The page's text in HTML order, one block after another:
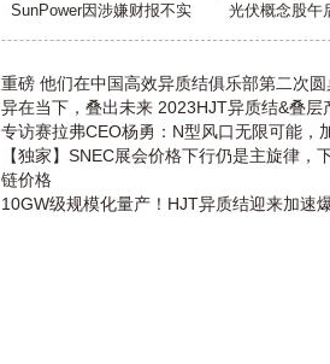
SunPower因涉嫌财报不实 光伏概念股午
重磅 他们在中国高效异质结俱乐部第二次
异在当下，叠出未来 2023HJT异质结&叠层
专访赛拉弗CEO杨勇：N型风口无限可能，
【独家】SNEC展会价格下行仍是主旋律，
链价格
10GW级规模化量产！HJT异质结迎来加速